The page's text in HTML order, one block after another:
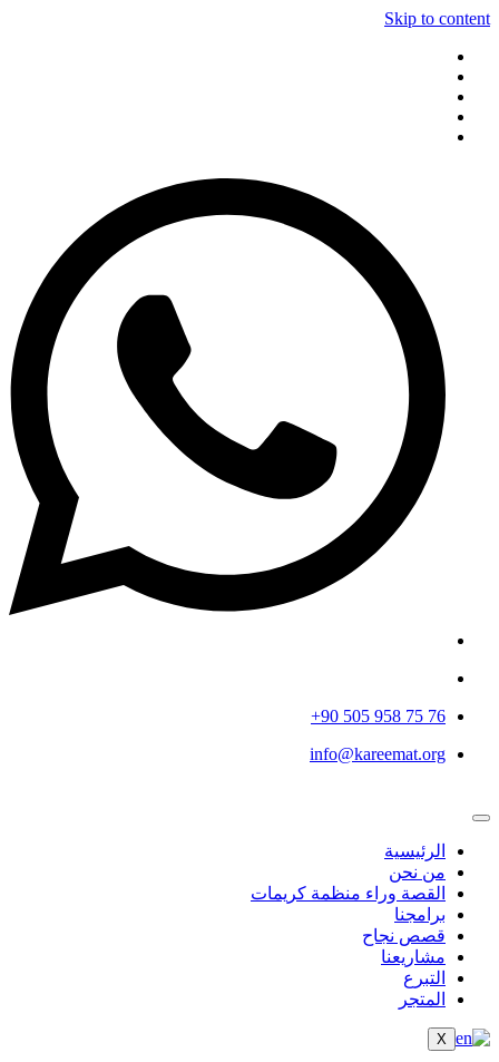
Skip to content
info@kareemat.org
الرئيسية
من نحن
القصة وراء منظمة كريمات
برامجنا
قصص نجاح
مشاريعنا
التبرع
المتجر
X